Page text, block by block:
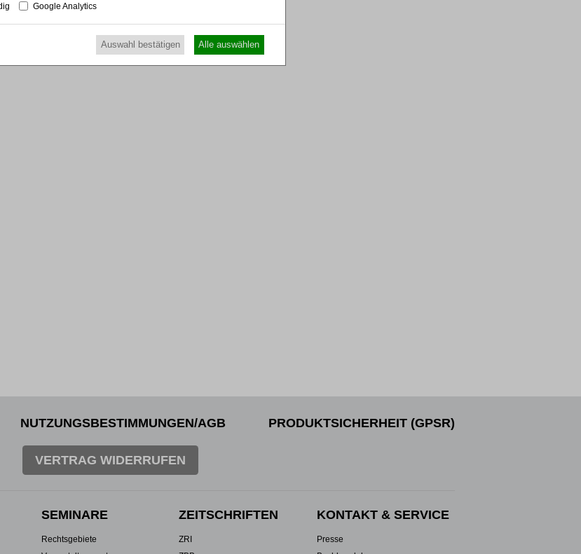
NUTZUNGSBESTIMMUNGEN/AGB PRODUKTSICHERHEIT (GPSR)
VERTRAG WIDERRUFEN
SEMINARE
Rechtsgebiete
ZEITSCHRIFTEN
ZRI
KONTAKT & SERVICE
Presse
Google Analytics
Auswahl bestätigen Alle auswählen